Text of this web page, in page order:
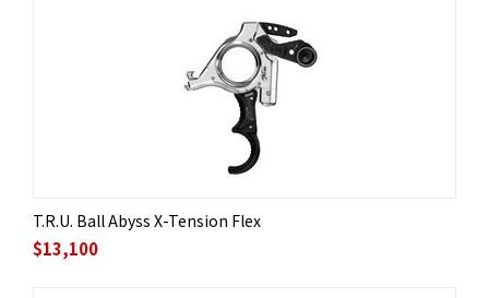
T.R.U. Ball Abyss X-Tension Flex
$13,100